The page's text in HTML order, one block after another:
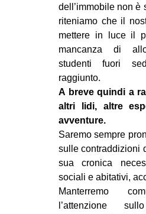
dell’immobile non è
riteniamo che il
mettere in luce il
mancanza di
studenti fuori
raggiunto.
A breve quindi a
altri lidi, altre
avventure.
Saremo sempre
sulle contraddizioni
sua cronica
sociali e abitativi,
Manterremo
l’attenzione